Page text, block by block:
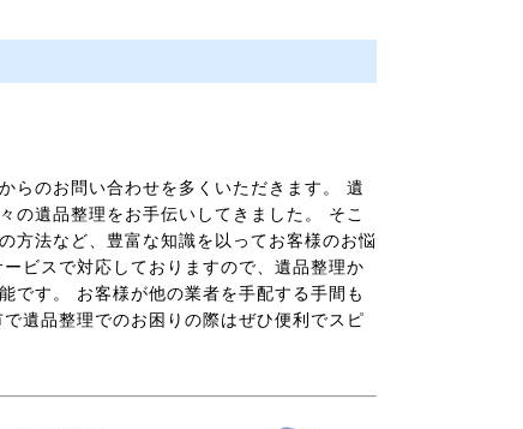
らのお問い合わせを多くいただきます。 遺
の遺品整理をお手伝いしてきました。 そこ
方法など、豊富な知識を以ってお客様のお悩
ビスで対応しておりますので、遺品整理か
です。 お客様が他の業者を手配する手間も
遺品整理でのお困りの際はぜひ便利でスピ